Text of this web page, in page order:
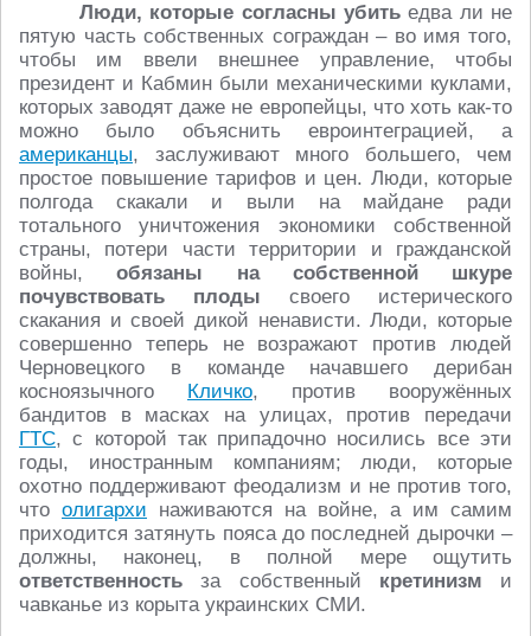
Люди, которые согласны убить едва ли не
пятую часть собственных сограждан – во имя того,
чтобы им ввели внешнее управление, чтобы
президент и Кабмин были механическими куклами,
которых заводят даже не европейцы, что хоть как-то
можно было объяснить евроинтеграцией, а
американцы, заслуживают много большего, чем
простое повышение тарифов и цен. Люди, которые
полгода скакали и выли на майдане ради
тотального уничтожения экономики собственной
страны, потери части территории и гражданской
войны,обязаны на собственной шкуре
почувствовать плоды своего истерического
скакания и своей дикой ненависти. Люди, которые
совершенно теперь не возражают против людей
Черновецкого в команде начавшего дерибан
косноязычного Кличко, против вооружённых
бандитов в масках на улицах, против передачи
ГТС, с которой так припадочно носились все эти
годы, иностранным компаниям; люди, которые
охотно поддерживают феодализм и не против того,
что олигархи наживаются на войне, а им самим
приходится затянуть пояса до последней дырочки –
должны, наконец, в полной мере ощутить
ответственность за собственный кретинизм и
чавканье из корыта украинских СМИ.